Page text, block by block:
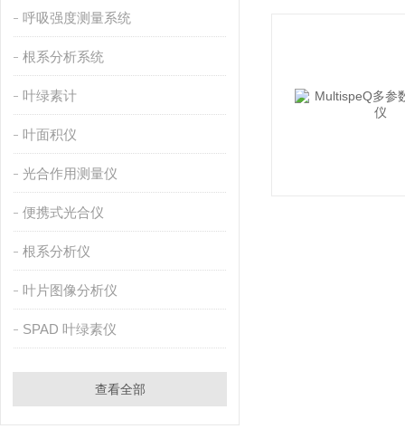
呼吸强度测量系统
根系分析系统
叶绿素计
叶面积仪
光合作用测量仪
便携式光合仪
根系分析仪
叶片图像分析仪
SPAD 叶绿素仪
查看全部